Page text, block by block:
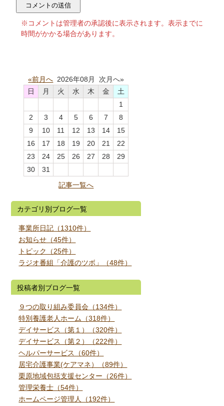
※コメントは管理者の承認後に表示されます。表示までに
時間がかかる場合があります。
«前月へ 2026年08月 次月へ»
日
月 火 水 木 金
土
1
2
3 4 5 6 7
8
9
10 11 12 13 14
15
16
17 18 19 20 21
22
23
24 25 26 27 28
29
30
31
記事一覧へ
カテゴリ別ブログ一覧
事業所日記（1310件）
お知らせ（45件）
トピック（25件）
ラジオ番組「介護のツボ」（48件）
投稿者別ブログ一覧
９つの取り組み委員会（134件）
特別養護老人ホーム（318件）
デイサービス（第１）（320件）
デイサービス（第２）（222件）
ヘルパーサービス（60件）
居宅介護事業(ケアマネ）（89件）
栗原地域包括支援センター（26件）
管理栄養士（54件）
ホームページ管理人（192件）